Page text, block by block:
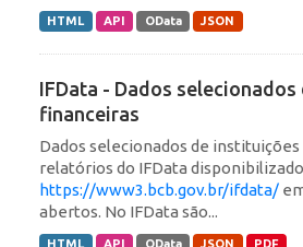
HTML API OData JSON
IFData - Dados
financeiras
Dados selecionados de
relatórios do IFData
https://www3.bcb.gov.br/ifdata/
abertos. No IFData são...
HTML API OData JSON PDF